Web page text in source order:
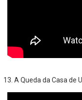
A Queda da Casa de